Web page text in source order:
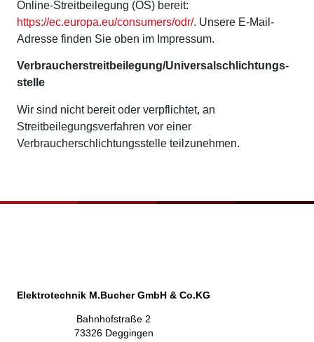
Online-Streitbeilegung (OS) bereit:
https://ec.europa.eu/consumers/odr/. Unsere E-Mail-
Adresse finden Sie oben im Impressum.
Verbraucher­streit­beilegung/Universal­schlichtungs­
stelle
Wir sind nicht bereit oder verpflichtet, an
Streitbeilegungsverfahren vor einer
Verbraucherschlichtungsstelle teilzunehmen.
Elektrotechnik M.Bucher GmbH & Co.KG
Bahnhofstraße 2
73326 Deggingen